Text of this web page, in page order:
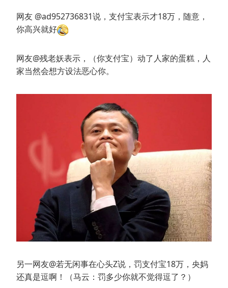
网友 @ad952736831说，支付宝表示才18万，随意，
你高兴就好
网友@残老妖表示，（你支付宝）动了人家的蛋糕，人
家当然会想方设法恶心你。
另一网友@若无闲事在心头Z说，罚支付宝18万，央妈
还真是逗啊！（马云：罚多少你就不觉得逗了？）